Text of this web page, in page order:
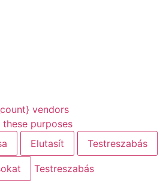
vendors
purposes
Elutasít Testreszabás
Testreszabás